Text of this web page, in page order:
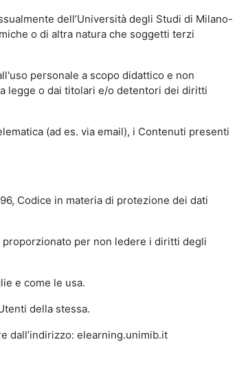
dell’Università degli Studi di Milano-
o di altra natura che soggetti terzi
personale a scopo didattico e non
legge o dai titolari e/o detentori dei diritti
(ad es. via email), i Contenuti presenti
Codice in materia di protezione dei dati
per non ledere i diritti degli
e come le usa.
della stessa.
dall’indirizzo: elearning.unimib.it